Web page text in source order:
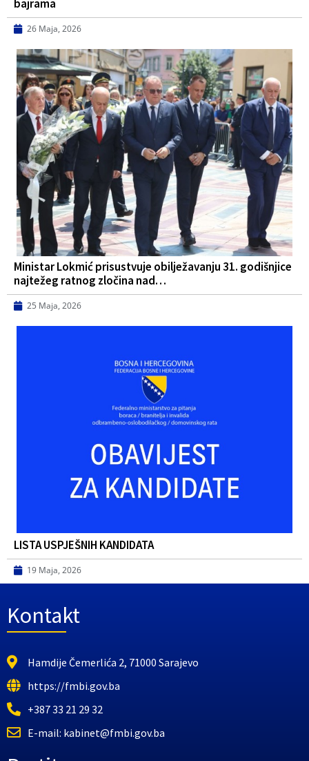
bajrama
26 Maja, 2026
Ministar Lokmić prisustvuje obilježavanju 31. godišnjice
najtežeg ratnog zločina nad…
25 Maja, 2026
LISTA USPJEŠNIH KANDIDATA
19 Maja, 2026
Kontakt
Hamdije Čemerlića 2, 71000 Sarajevo
https://fmbi.gov.ba
+387 33 21 29 32
E-mail: kabinet@fmbi.gov.ba